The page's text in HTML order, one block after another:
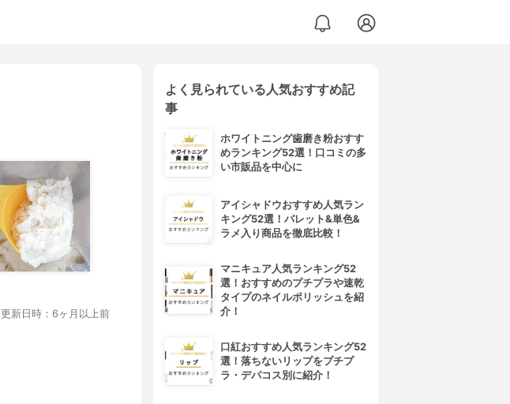
更新日時：6ヶ月以上前
よく見られている人気おすすめ記
事
ホワイトニング歯磨き粉おすす
めランキング52選！口コミの多
い市販品を中心に
アイシャドウおすすめ人気ラン
キング52選！パレット&単色&
ラメ入り商品を徹底比較！
マニキュア人気ランキング52
選！おすすめのプチプラや速乾
タイプのネイルポリッシュを紹
介！
口紅おすすめ人気ランキング52
選！落ちないリップをプチプ
ラ・デパコス別に紹介！